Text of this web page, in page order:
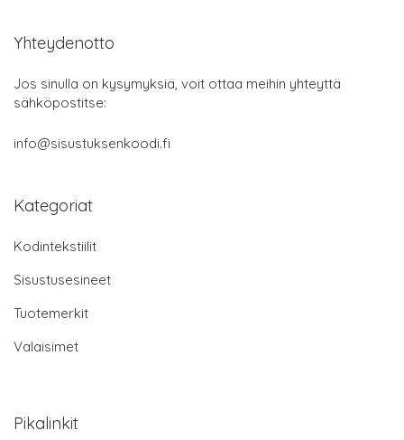
Yhteydenotto
Jos sinulla on kysymyksiä, voit ottaa meihin yhteyttä
sähköpostitse:
info@sisustuksenkoodi.fi
Kategoriat
Kodintekstiilit
Sisustusesineet
Tuotemerkit
Valaisimet
Pikalinkit